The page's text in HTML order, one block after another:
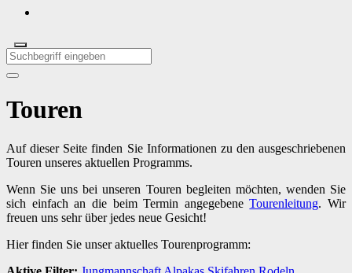
Touren
Auf dieser Seite finden Sie Informationen zu den ausgeschriebenen
Touren unseres aktuellen Programms.
Wenn Sie uns bei unseren Touren begleiten möchten, wenden Sie
sich einfach an die beim Termin angegebeneTourenleitung. Wir
freuen uns sehr über jedes neue Gesicht!
Hier finden Sie unser aktuelles Tourenprogramm: